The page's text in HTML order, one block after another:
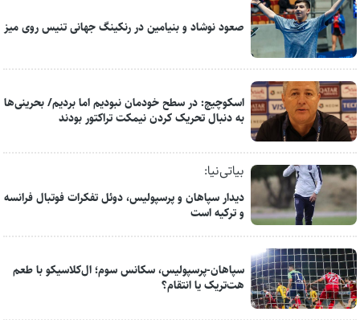
صعود نوشاد و بنیامین در رنکینگ جهانی تنیس روی میز
اسکوچیچ: در سطح خودمان نبودیم اما بردیم/ بحرینی‌ها
به دنبال تحریک کردن نیمکت تراکتور بودند
بیاتی‌نیا:
دیدار سپاهان و پرسپولیس، دوئل تفکرات فوتبال فرانسه
و ترکیه است
سپاهان-پرسپولیس، سکانس سوم؛ ال‌کلاسیکو با طعم
هت‌تریک یا انتقام؟